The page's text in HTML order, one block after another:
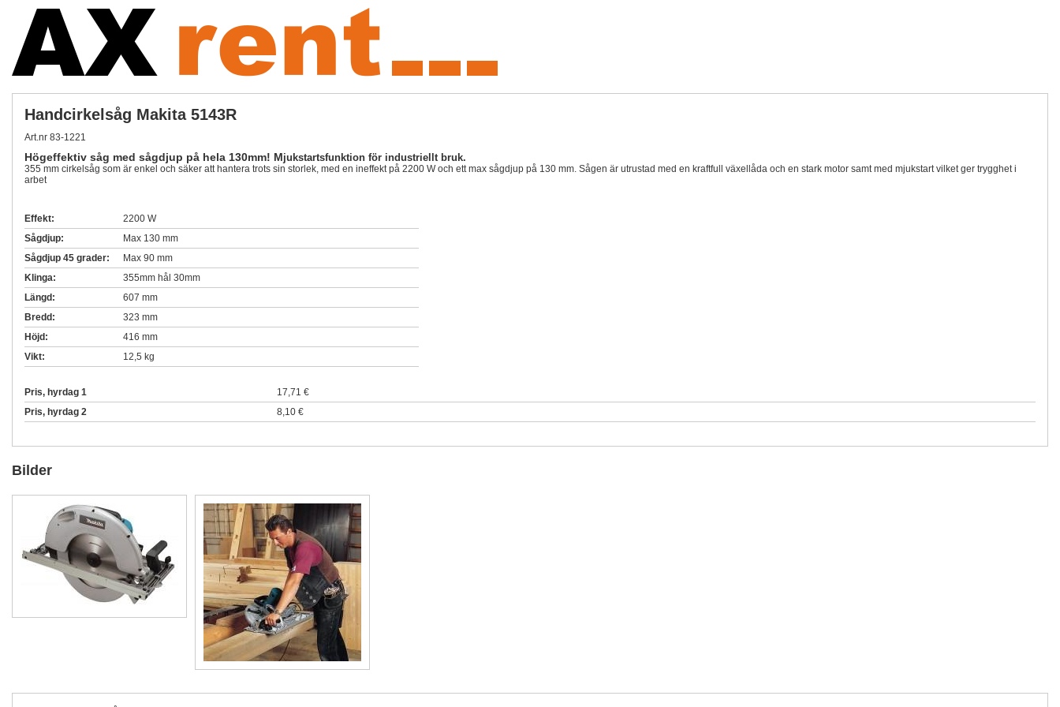
Handcirkelsåg Makita 5143R
Art.nr 83-1221
Högeffektiv såg med sågdjup på hela 130mm! Mjukstartsfunktion för industriellt bruk.
355 mm cirkelsåg som är enkel och säker att hantera trots sin storlek, med en ineffekt på 2200 W och ett max sågdjup på 130 mm. Sågen är utrustad med en kraftfull växellåda och en stark motor samt med mjukstart vilket ger trygghet i
arbet
Effekt:
2200 W
Sågdjup:
Max 130 mm
Sågdjup 45 grader:
Max 90 mm
Klinga:
355mm hål 30mm
Längd:
607 mm
Bredd:
323 mm
Höjd:
416 mm
Vikt:
12,5 kg
Pris, hyrdag 1
17,71 €
Pris, hyrdag 2
8,10 €
Bilder